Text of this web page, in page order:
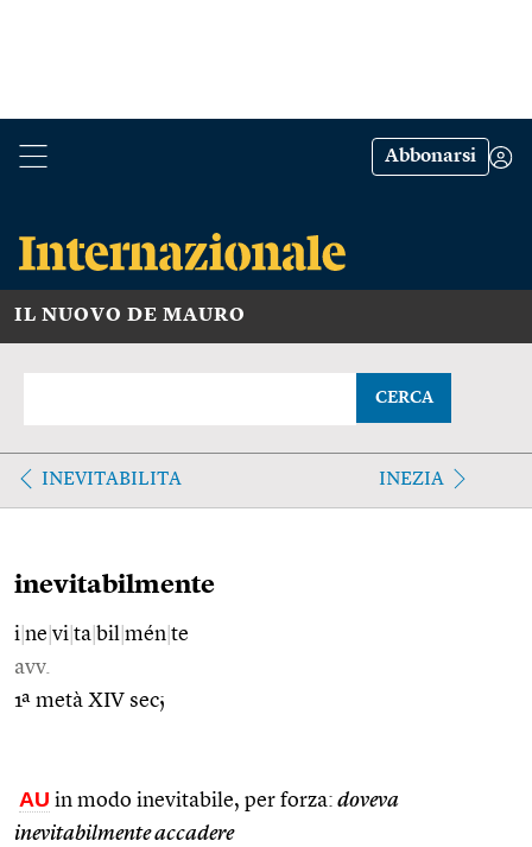
Abbonarsi
IL NUOVO DE MAURO
CERCA
INEVITABILITA INEZIA
inevitabilmente
i ne vi ta bil mén te
avv.
1ª metà XIV sec;
AU in modo inevitabile, per forza: doveva
inevitabilmente accadere